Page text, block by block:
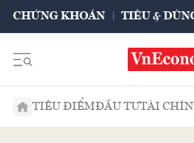
CHỨNG KHOÁN TIÊU &
TIÊU ĐIỂMĐẦU TƯTÀI